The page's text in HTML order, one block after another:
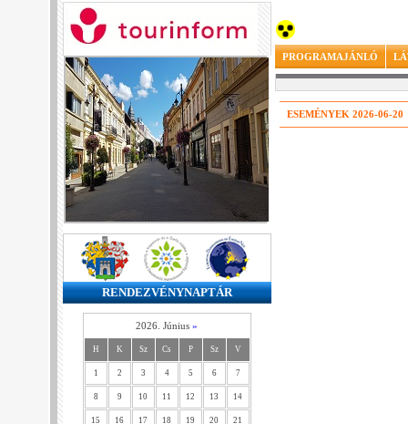
RENDEZVÉNYNAPTÁR
2026. Június »
H K Sz Cs P Sz V
1 2 3 4 5 6 7
8 9 10 11 12 13 14
15 16 17 18 19 20 21
PROGRAMAJÁNLÓ
ESEMÉNYEK 2026-06-20